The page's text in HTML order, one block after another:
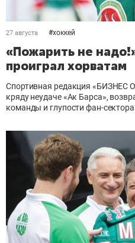
27 августа #хоккей
«Пожарить не
проиграл хорватам
Спортивная редакция «БИЗНЕС
кряду неудаче «Ак Барса»,
команды и глупости фан-